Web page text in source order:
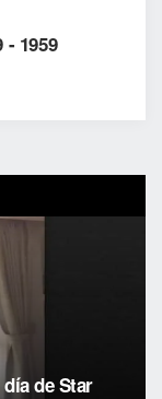
- 1959
de Star